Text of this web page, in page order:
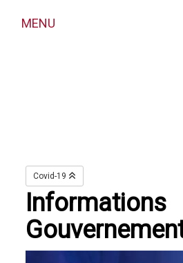
MENU
Covid-19
Informations